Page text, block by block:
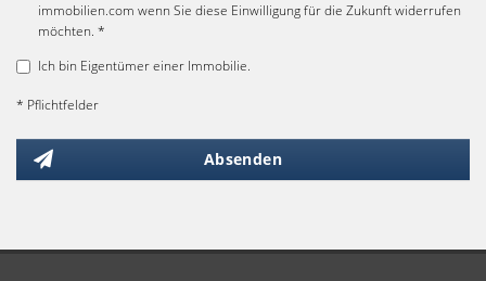
immobilien.com wenn Sie diese Einwilligung für die Zukunft widerrufen
möchten. *
Ich bin Eigentümer einer Immobilie.
* Pflichtfelder
Absenden